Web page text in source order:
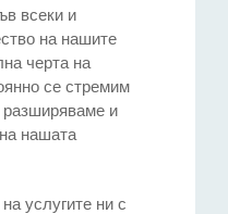
всеки и
на нашите
черта на
се стремим
и
нашата
услугите ни с